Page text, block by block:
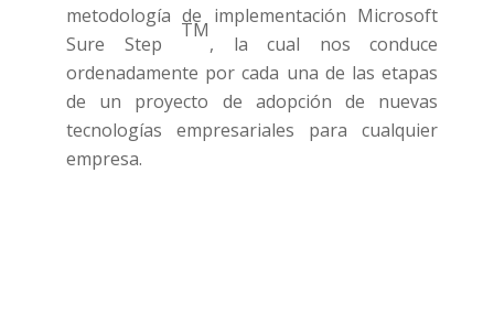
metodología de implementación Microsoft
Sure Step
TM
, la cual nos conduce
ordenadamente por cada una de las etapas
de un proyecto de adopción de nuevas
tecnologías empresariales para cualquier
empresa.